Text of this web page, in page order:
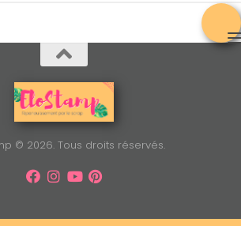
© 2026. Tous droits réservés.